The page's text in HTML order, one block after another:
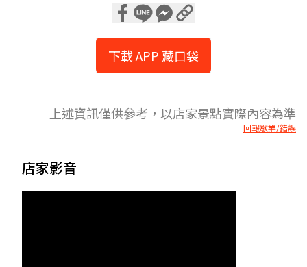
下載 APP 藏口袋
上述資訊僅供參考，以店家景點實際內容為準
回報歇業/錯誤
店家影音